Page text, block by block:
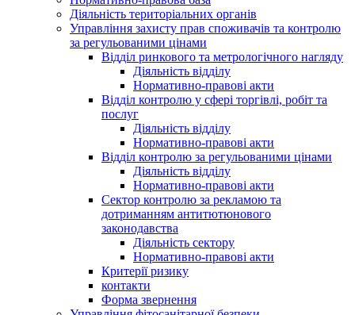
Діяльність територіальних органів
Управління захисту прав споживачів та контролю
за регульованими цінами
Відділ ринкового та метрологічного нагляду
Діяльність відділу
Нормативно-правові акти
Відділ контролю у сфері торгівлі, робіт та
послуг
Діяльність відділу
Нормативно-правові акти
Відділ контролю за регульованими цінами
Діяльність відділу
Нормативно-правові акти
Сектор контролю за рекламою та
дотриманням антитютюнового
законодавства
Діяльність сектору
Нормативно-правові акти
Критерії ризику
контакти
Форма звернення